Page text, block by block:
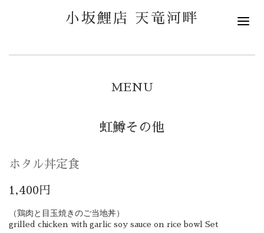
小坂鯉店 天竜河畔
MENU
虹鱒その他
ホタル丼定食
1,400円
（鶏肉と目玉焼きのご当地丼）
grilled chicken with garlic soy sauce on rice bowl Set